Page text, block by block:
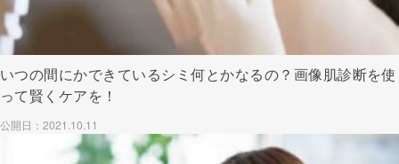
いつの間にかできているシミ何とかなるの？画像肌診断を使
って賢くケアを！
公開日：2021.10.11